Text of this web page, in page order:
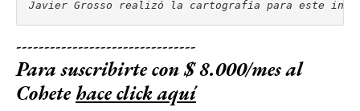
Javier Grosso realizó la cartografía para este
--------------------------------
Para suscribirte con $ 8.000/mes al
Cohetehace click aquí